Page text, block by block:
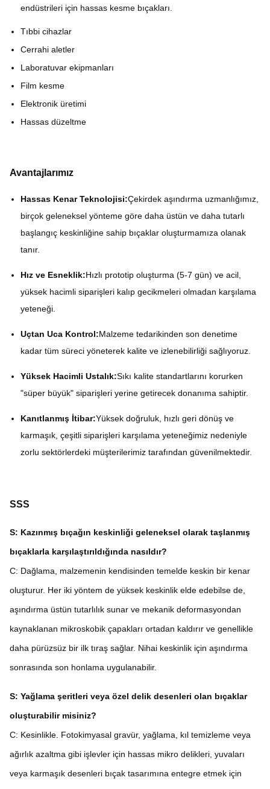
endüstrileri için hassas kesme bıçakları.
Tıbbi cihazlar
Cerrahi aletler
Laboratuvar ekipmanları
Film kesme
Elektronik üretimi
Hassas düzeltme
Avantajlarımız
Hassas Kenar Teknolojisi:Çekirdek aşındırma uzmanlığımız,
birçok geleneksel yönteme göre daha üstün ve daha tutarlı
başlangıç ​​keskinliğine sahip bıçaklar oluşturmamıza olanak
tanır.
Hız ve Esneklik:Hızlı prototip oluşturma (5-7 gün) ve acil,
yüksek hacimli siparişleri kalıp gecikmeleri olmadan karşılama
yeteneği.
Uçtan Uca Kontrol:Malzeme tedarikinden son denetime
kadar tüm süreci yöneterek kalite ve izlenebilirliği sağlıyoruz.
Yüksek Hacimli Ustalık:Sıkı kalite standartlarını korurken
"süper büyük" siparişleri yerine getirecek donanıma sahiptir.
Kanıtlanmış İtibar:Yüksek doğruluk, hızlı geri dönüş ve
karmaşık, çeşitli siparişleri karşılama yeteneğimiz nedeniyle
zorlu sektörlerdeki müşterilerimiz tarafından güvenilmektedir.
SSS
S: Kazınmış bıçağın keskinliği geleneksel olarak taşlanmış
bıçaklarla karşılaştırıldığında nasıldır?
C: Dağlama, malzemenin kendisinden temelde keskin bir kenar
oluşturur. Her iki yöntem de yüksek keskinlik elde edebilse de,
aşındırma üstün tutarlılık sunar ve mekanik deformasyondan
kaynaklanan mikroskobik çapakları ortadan kaldırır ve genellikle
daha pürüzsüz bir ilk tıraş sağlar. Nihai keskinlik için aşındırma
sonrasında son honlama uygulanabilir.
S: Yağlama şeritleri veya özel delik desenleri olan bıçaklar
oluşturabilir misiniz?
C: Kesinlikle. Fotokimyasal gravür, yağlama, kıl temizleme veya
ağırlık azaltma gibi işlevler için hassas mikro delikleri, yuvaları
veya karmaşık desenleri bıçak tasarımına entegre etmek için